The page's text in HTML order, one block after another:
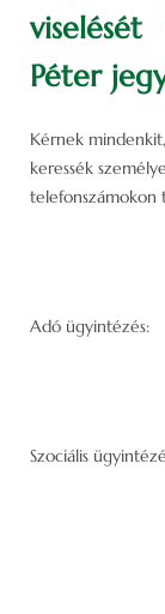
Péter
Kérnek
keressék
Adó
Szociális
46/